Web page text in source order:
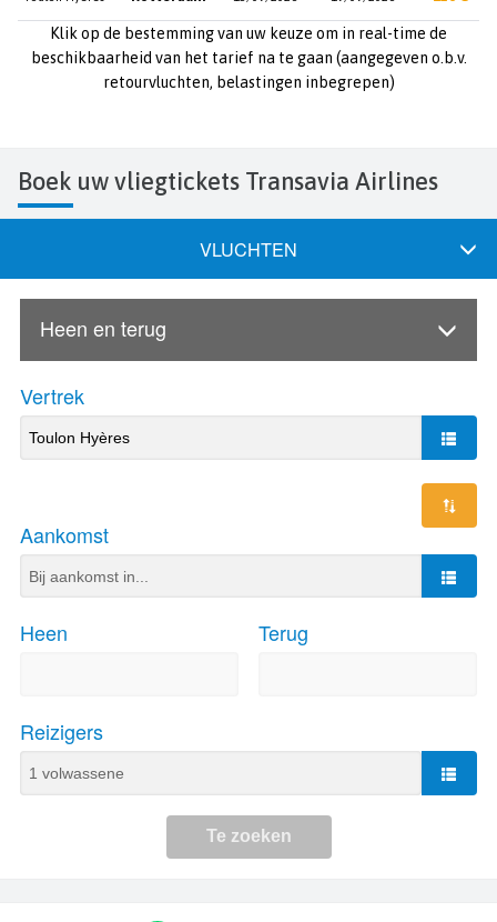
Klik op de bestemming van uw keuze om in real-time de
beschikbaarheid van het tarief na te gaan (aangegeven o.b.v.
retourvluchten, belastingen inbegrepen)
Boek uw vliegtickets Transavia Airlines